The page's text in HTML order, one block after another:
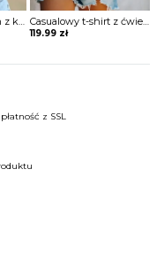
Top na ramiączkach z koronki gipiurowej bluzka Loekie Casualowy t-shirt z ćwiekami długim rękawem Etheline
119.99 zł
z SSL